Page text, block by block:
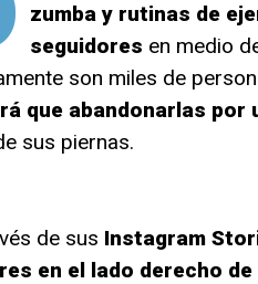
zumba y rutinas de
seguidores en medio
son miles de
que abandonarlas por
sus piernas.
de sus Instagram
en el lado derecho